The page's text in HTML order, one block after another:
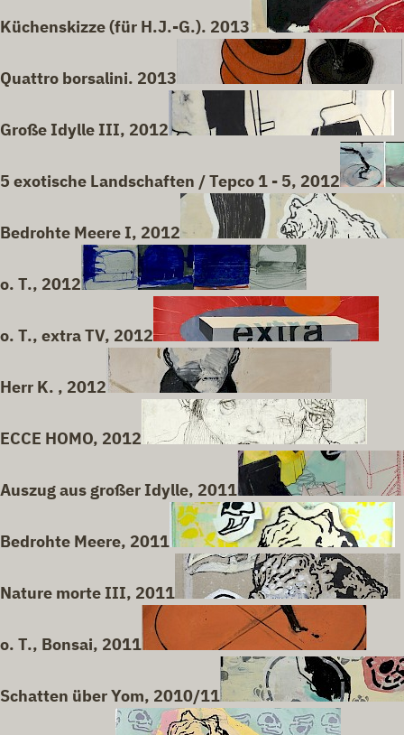
Küchenskizze (für H.J.-G.). 2013
Quattro borsalini. 2013
Große Idylle III, 2012
5 exotische Landschaften / Tepco 1 - 5, 2012
Bedrohte Meere I, 2012
o. T., 2012
o. T., extra TV, 2012
Herr K. , 2012
ECCE HOMO, 2012
Auszug aus großer Idylle, 2011
Bedrohte Meere, 2011
Nature morte III, 2011
o. T., Bonsai, 2011
Schatten über Yom, 2010/11